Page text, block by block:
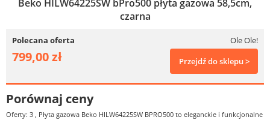
Beko HILW64225SW bPro500 płyta gazowa 58,5cm,
czarna
Polecana oferta Ole Ole!
799,00 zł Przejdź do sklepu >
Porównaj ceny
Oferty: 3 , Płyta gazowa Beko HILW64225SW BPRO500 to eleganckie i funkcjonalne